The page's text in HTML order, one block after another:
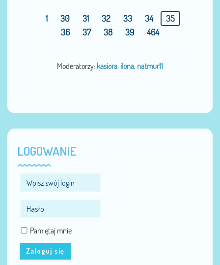
1 30 31 32 33 34
35
36
37 38 39 464
Moderatorzy: kasiora, ilona, natmur11
LOGOWANIE
Pamiętaj mnie
Zaloguj się